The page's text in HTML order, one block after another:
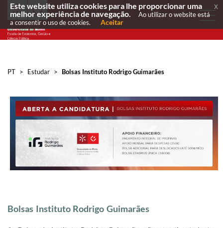
PT > Estudar > Bolsas Instituto Rodrigo Guimarães
Bolsas Instituto Rodrigo Guimarães
Este website utiliza cookies para lhe proporcionar uma
melhor experiência de navegação.
Ao utilizar o website está
a consentir o uso de cookies.
Aceitar
x